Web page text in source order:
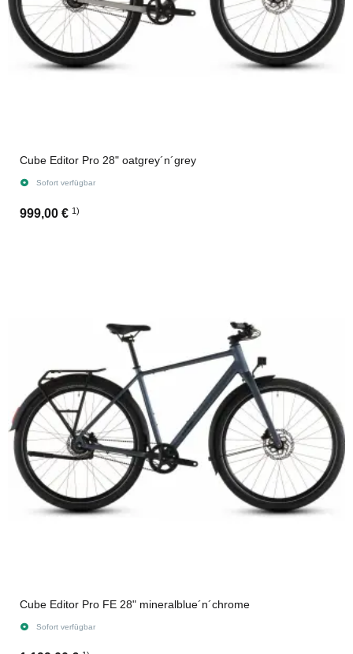
Cube Editor Pro 28" oatgrey´n´grey
Sofort verfügbar
999,00 € 1)
Cube Editor Pro FE 28" mineralblue´n´chrome
Sofort verfügbar